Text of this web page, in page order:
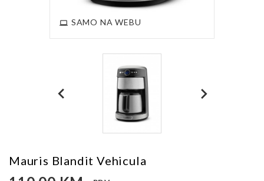
SAMO NA WEBU
Mauris Blandit Vehicula